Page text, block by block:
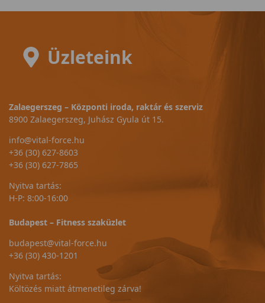
Üzleteink
Zalaegerszeg – Központi iroda, raktár és szerviz
8900 Zalaegerszeg, Juhász Gyula út 15.
info@vital-force.hu
+36 (30) 627-8603
+36 (30) 627-7865
Nyitva tartás:
H-P: 8:00-16:00
Budapest – Fitness szaküzlet
budapest@vital-force.hu
+36 (30) 430-1201
Nyitva tartás:
Költözés miatt átmenetileg zárva!